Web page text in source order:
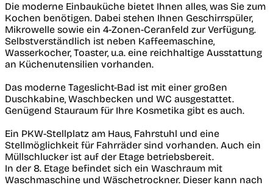
Die moderne Einbauküche bietet Ihnen alles, was Sie zum
Kochen benötigen. Dabei stehen Ihnen Geschirrspüler,
Mikrowelle sowie ein 4-Zonen-Ceranfeld zur Verfügung.
Selbstverständlich ist neben Kaffeemaschine,
Wasserkocher, Toaster, u.a. eine reichhaltige Ausstattung
an Küchenutensilien vorhanden.
Das moderne Tageslicht-Bad ist mit einer großen
Duschkabine, Waschbecken und WC ausgestattet.
Genügend Stauraum für Ihre Kosmetika gibt es auch.
Ein PKW-Stellplatz am Haus, Fahrstuhl und eine
Stellmöglichkeit für Fahrräder sind vorhanden. Auch ein
Müllschlucker ist auf der Etage betriebsbereit.
In der 8. Etage befindet sich ein Waschraum mit
Waschmaschine und Wäschetrockner. Dieser kann nach